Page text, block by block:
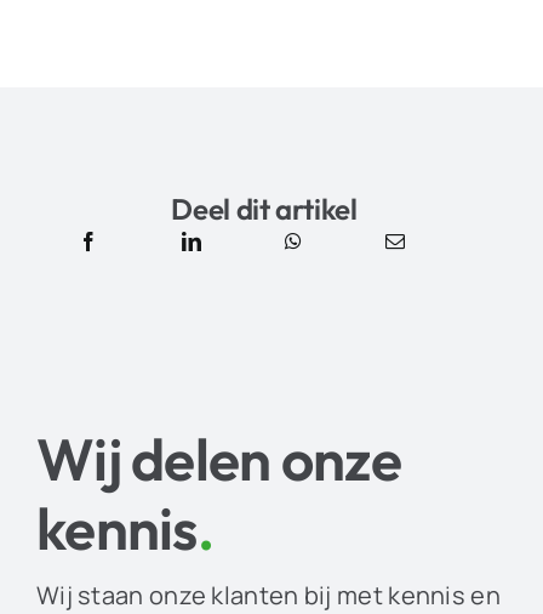
Deel dit artikel
Wij delen onze
kennis.
Wij staan onze klanten bij met kennis en